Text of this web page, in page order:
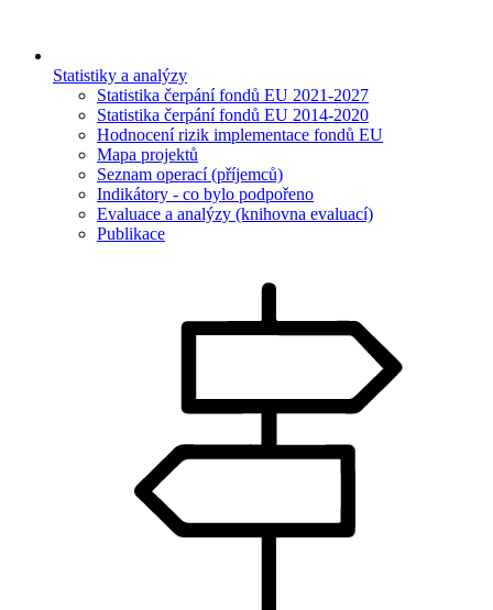
Statistiky a analýzy
Statistika čerpání fondů EU 2021-2027
Statistika čerpání fondů EU 2014-2020
Hodnocení rizik implementace fondů EU
Mapa projektů
Seznam operací (příjemců)
Indikátory - co bylo podpořeno
Evaluace a analýzy (knihovna evaluací)
Publikace